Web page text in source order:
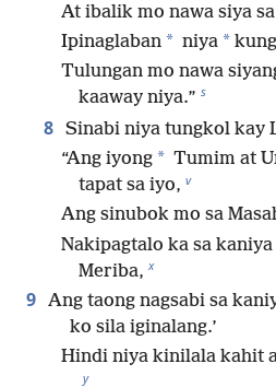
At ibalik mo nawa siya
Ipinaglaban * niya *
Tulungan mo nawa
kaaway niya.” s
8 Sinabi niya tungkol kay
“Ang iyong * Tumim at
tapat sa iyo, v
Ang sinubok mo sa
Nakipagtalo ka sa
Meriba, x
9 Ang taong nagsabi sa
ko sila iginalang.’
Hindi niya kinilala kahit
y